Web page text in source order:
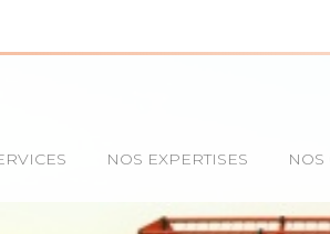
NOS EXPERTISES NOS